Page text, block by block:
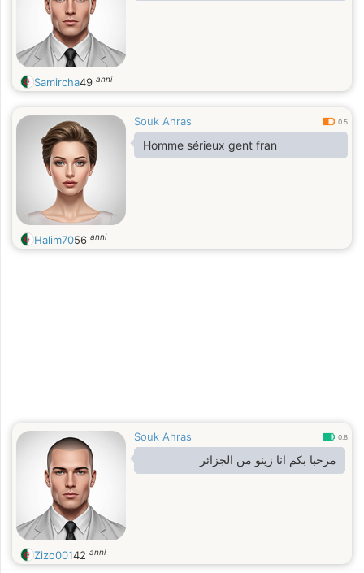
Samircha49 anni
Souk Ahras 0.5
Homme sérieux gent fran
Halim7056 anni
Souk Ahras 0.8
مرحبا بكم انا زينو من الجزائر
Zizo00142 anni